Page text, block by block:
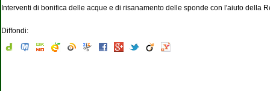
Interventi di bonifica delle acque e di risanamento delle sponde con l'aiuto della
Diffondi: